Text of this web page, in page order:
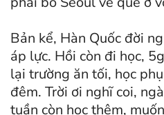
Bản kể, Hàn Quốc đời
áp lực. Hồi còn đi học,
lại trường ăn tối, học
đêm. Trời ơi nghĩ coi,
tuần còn học thêm,